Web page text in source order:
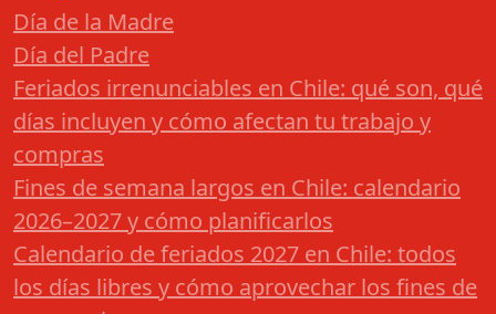
Día de la Madre
Día del Padre
Feriados irrenunciables en Chile: qué son, qué
días incluyen y cómo afectan tu trabajo y
compras
Fines de semana largos en Chile: calendario
2026–2027 y cómo planificarlos
Calendario de feriados 2027 en Chile: todos
los días libres y cómo aprovechar los fines de